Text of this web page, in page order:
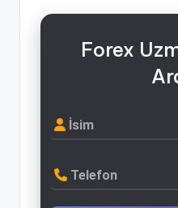
Forex
İsim
Telefon